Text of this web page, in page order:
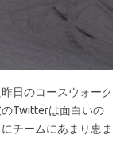
日のコースウォーク
Twitterは面白いの
チームにあまり恵ま